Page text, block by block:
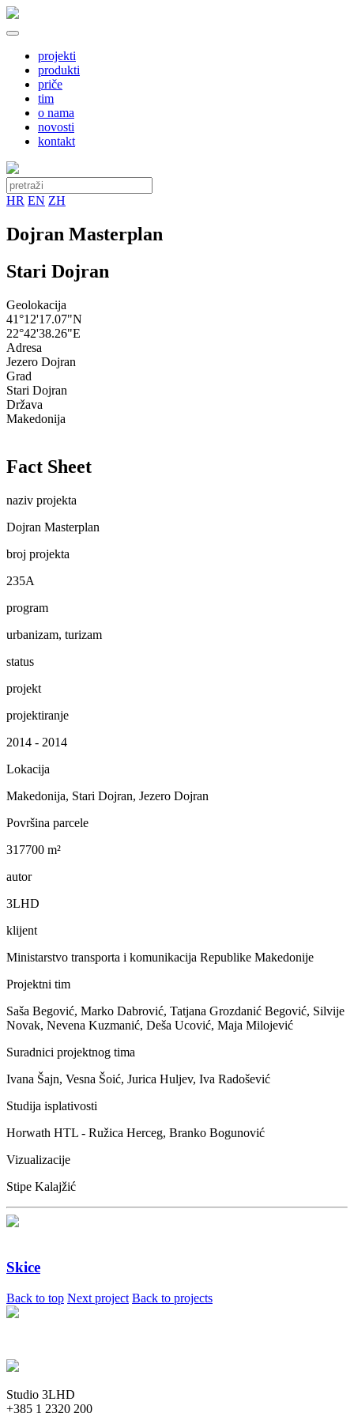
projekti
produkti
priče
tim
o nama
novosti
kontakt
HR EN ZH
Dojran Masterplan
Stari Dojran
Geolokacija
41°12'17.07"N
22°42'38.26"E
Adresa
Jezero Dojran
Grad
Stari Dojran
Država
Makedonija
Fact Sheet
naziv projekta
Dojran Masterplan
broj projekta
235A
program
urbanizam, turizam
status
projekt
projektiranje
2014 - 2014
Lokacija
Makedonija, Stari Dojran, Jezero Dojran
Površina parcele
317700 m²
autor
3LHD
klijent
Ministarstvo transporta i komunikacija Republike Makedonije
Projektni tim
Saša Begović, Marko Dabrović, Tatjana Grozdanić Begović, Silvije
Novak, Nevena Kuzmanić, Deša Ucović, Maja Milojević
Suradnici projektnog tima
Ivana Šajn, Vesna Šoić, Jurica Huljev, Iva Radošević
Studija isplativosti
Horwath HTL - Ružica Herceg, Branko Bogunović
Vizualizacije
Stipe Kalajžić
Skice
Back to top Next project Back to projects
Studio 3LHD
+385 1 2320 200